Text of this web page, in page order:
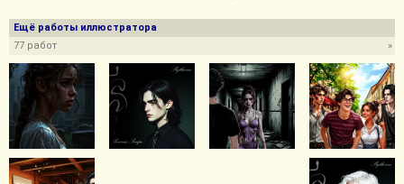
Ещё работы иллюстратора
»
77 работ